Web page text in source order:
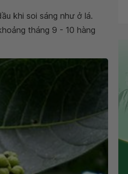
khi soi sáng như ở lá.
tháng 9 - 10 hàng